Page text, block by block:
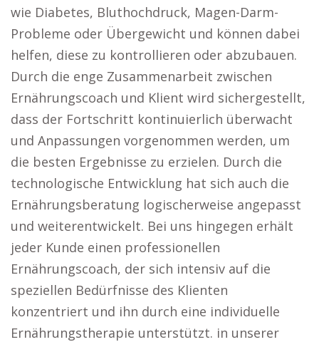
wie Diabetes, Bluthochdruck, Magen-Darm-
Probleme oder Übergewicht und können dabei
helfen, diese zu kontrollieren oder abzubauen.
Durch die enge Zusammenarbeit zwischen
Ernährungscoach und Klient wird sichergestellt,
dass der Fortschritt kontinuierlich überwacht
und Anpassungen vorgenommen werden, um
die besten Ergebnisse zu erzielen. Durch die
technologische Entwicklung hat sich auch die
Ernährungsberatung logischerweise angepasst
und weiterentwickelt. Bei uns hingegen erhält
jeder Kunde einen professionellen
Ernährungscoach, der sich intensiv auf die
speziellen Bedürfnisse des Klienten
konzentriert und ihn durch eine individuelle
Ernährungstherapie unterstützt. in unserer